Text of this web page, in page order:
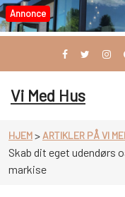
Videre
til
Annonce
Vi Med Hus
HJEM> ARTIKLER PÅ VI
Skab dit eget udendørs
markise